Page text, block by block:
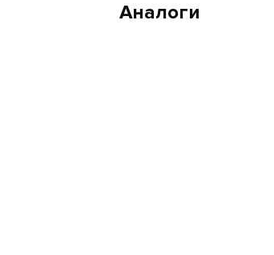
Аналоги